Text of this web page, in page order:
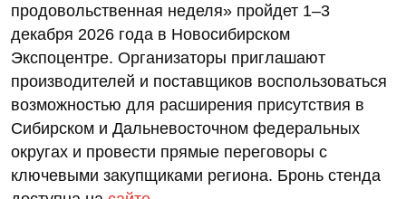
продовольственная неделя» пройдет 1–3
декабря 2026 года в Новосибирском
Экспоцентре. Организаторы приглашают
производителей и поставщиков воспользоваться
возможностью для расширения присутствия в
Сибирском и Дальневосточном федеральных
округах и провести прямые переговоры с
ключевыми закупщиками региона. Бронь стенда